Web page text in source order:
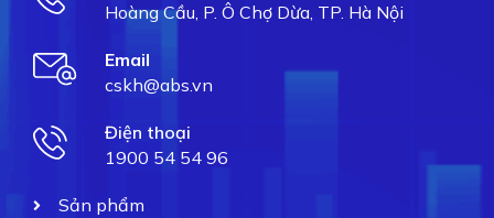
Hoàng Cầu, P. Ô Chợ Dừa, TP. Hà Nội
Email
cskh@abs.vn
Điện thoại
1900 54 54 96
Sản phẩm